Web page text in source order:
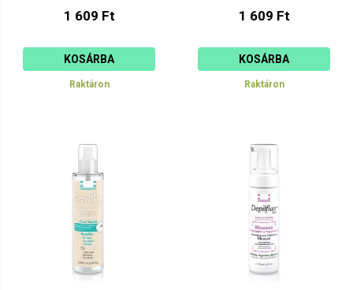
1 609 Ft
KOSÁRBA
Raktáron
1 609 Ft
KOSÁRBA
Raktáron